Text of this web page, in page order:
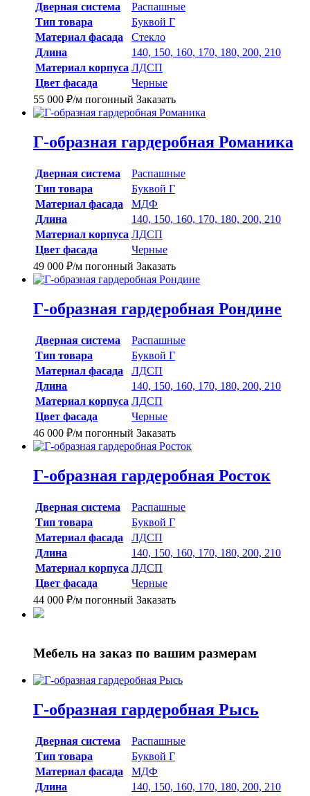
Дверная система
Распашные
Тип товара
Буквой Г
Материал фасада
Стекло
Длина
140, 150, 160, 170, 180, 200, 210
Материал корпуса ЛДСП
Цвет фасада
Черные
55 000 ₽/м погонный Заказать
Г-образная гардеробная Романика
Дверная система
Распашные
Тип товара
Буквой Г
Материал фасада
МДФ
Длина
140, 150, 160, 170, 180, 200, 210
Материал корпуса ЛДСП
Цвет фасада
Черные
49 000 ₽/м погонный Заказать
Г-образная гардеробная Рондине
Дверная система
Распашные
Тип товара
Буквой Г
Материал фасада
ЛДСП
Длина
140, 150, 160, 170, 180, 200, 210
Материал корпуса ЛДСП
Цвет фасада
Черные
46 000 ₽/м погонный Заказать
Г-образная гардеробная Росток
Дверная система
Распашные
Тип товара
Буквой Г
Материал фасада
ЛДСП
Длина
140, 150, 160, 170, 180, 200, 210
Материал корпуса ЛДСП
Цвет фасада
Черные
44 000 ₽/м погонный Заказать
Мебель на заказ по вашим размерам
Г-образная гардеробная Рысь
Дверная система
Распашные
Тип товара
Буквой Г
Материал фасада
МДФ
Длина
140, 150, 160, 170, 180, 200, 210